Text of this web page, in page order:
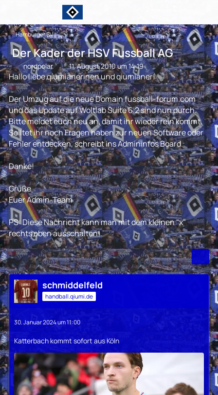
Hamburger SV
Der Kader der HSV Fussball AG
nordpolar 11. August 2010 um 14:19
Hallo liebe qiumianerinen und qiumianer!
Der Umzug auf die neue Domain fussball-forum.com
und das Update auf Woltlab Suite 6.2 sind nun durch.
Bitte meldet euch neu an, damit ihr wieder rein kommt.
Solltet ihr noch Fragen haben zur neuen Software oder
Fehler entdecken, schreibt ins Admininfos Board.
Danke!
Grüße
Euer Admin-Team
PS: Diese Nachricht kann man mit dem kleinen "x"
rechts oben ausschalten!
schmiddelfeld
handball.qiumi.de
30. Januar 2024 um 11:00
Katterbach kommt sofort aus Köln